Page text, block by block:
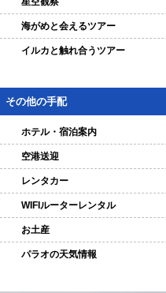
海がめと会えるツアー
イルカと触れ合うツアー
その他の手配
ホテル・宿泊案内
空港送迎
レンタカー
WIFIルーターレンタル
お土産
パラオの天気情報